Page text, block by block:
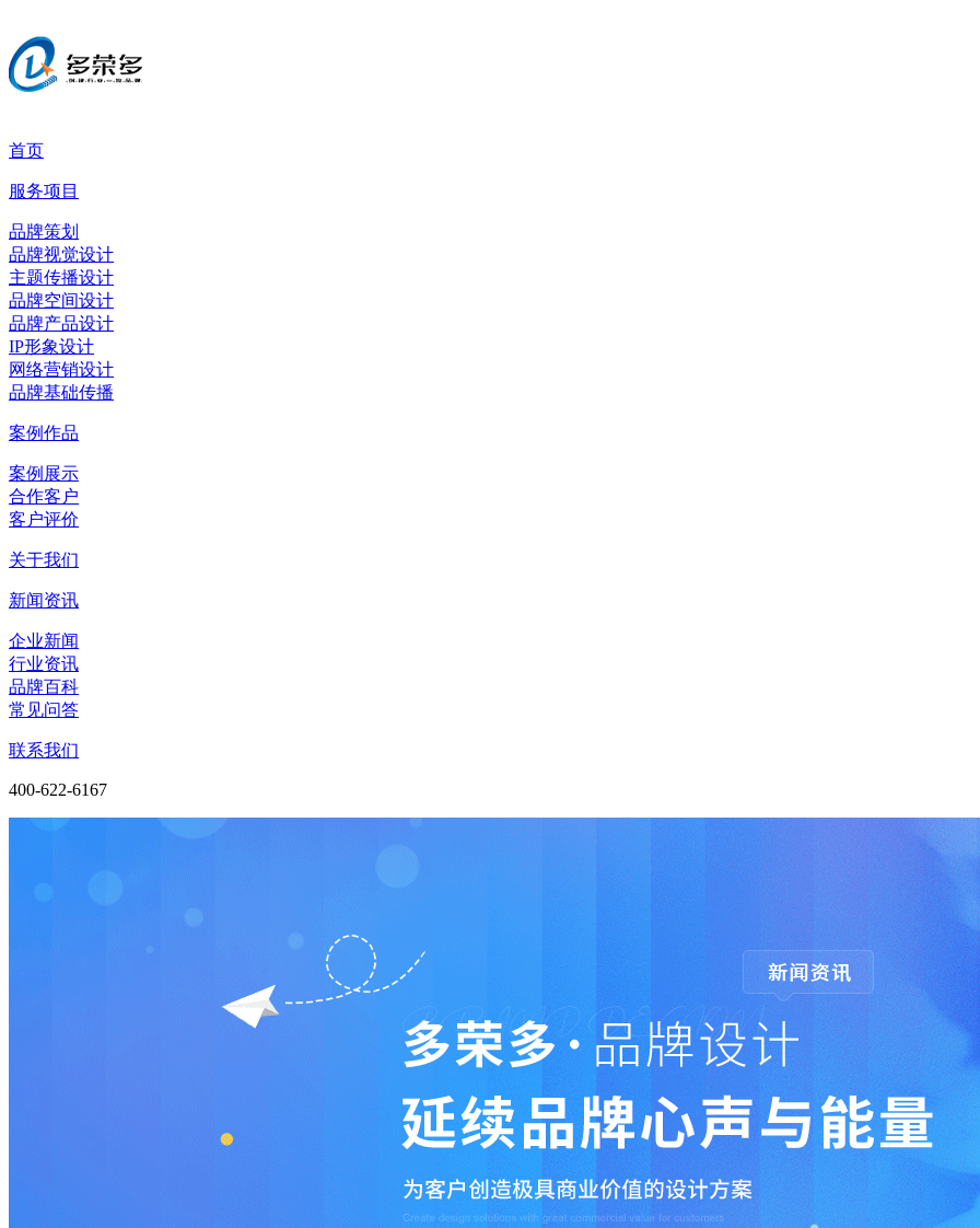
首页
服务项目
品牌策划
品牌视觉设计
主题传播设计
品牌空间设计
品牌产品设计
IP形象设计
网络营销设计
品牌基础传播
案例作品
案例展示
合作客户
客户评价
关于我们
新闻资讯
企业新闻
行业资讯
品牌百科
常见问答
联系我们
400-622-6167